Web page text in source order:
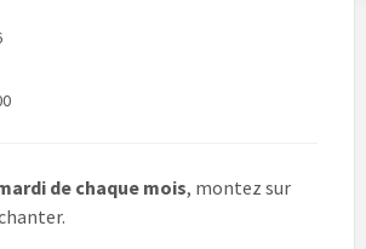
de chaque mois, montez sur